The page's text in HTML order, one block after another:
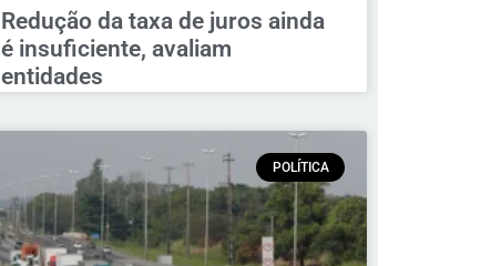
Redução da taxa de juros ainda
é insuficiente, avaliam
entidades
POLÍTICA